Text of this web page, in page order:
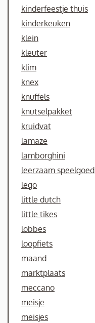
kinderfeestje thuis
kinderkeuken
klein
kleuter
klim
knex
knuffels
knutselpakket
kruidvat
lamaze
lamborghini
leerzaam speelgoed
lego
little dutch
little tikes
lobbes
loopfiets
maand
marktplaats
meccano
meisje
meisjes